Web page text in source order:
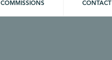
COMMISSIONS CONTACT